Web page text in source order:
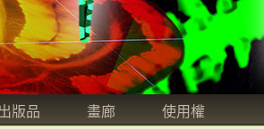
版品 畫廊 使用權